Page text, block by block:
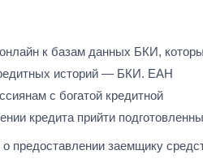
к базам данных БКИ,
историй — БКИ. ЕАН
с богатой кредитной
кредита прийти
предоставлении заемщику